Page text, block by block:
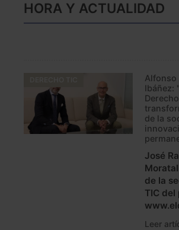
HORA Y ACTUALIDAD
Alfonso
Ibáñez:
de la
José
de la
TIC del
Leer